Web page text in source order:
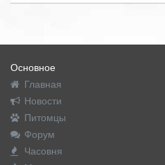
Основное
Главная
Новости
Питомцы
Форум
Часовня